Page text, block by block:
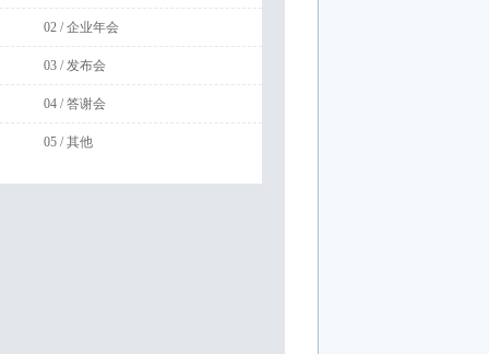
02 / 企业年会
03 / 发布会
04 / 答谢会
05 / 其他